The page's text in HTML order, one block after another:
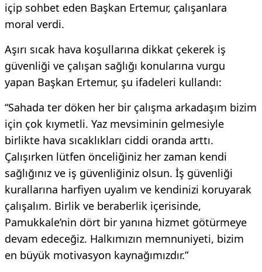
içip sohbet eden Başkan Ertemur, çalışanlara
moral verdi.
Aşırı sıcak hava koşullarına dikkat çekerek iş
güvenliği ve çalışan sağlığı konularına vurgu
yapan Başkan Ertemur, şu ifadeleri kullandı:
“Sahada ter döken her bir çalışma arkadaşım bizim
için çok kıymetli. Yaz mevsiminin gelmesiyle
birlikte hava sıcaklıkları ciddi oranda arttı.
Çalışırken lütfen önceliğiniz her zaman kendi
sağlığınız ve iş güvenliğiniz olsun. İş güvenliği
kurallarına harfiyen uyalım ve kendinizi koruyarak
çalışalım. Birlik ve beraberlik içerisinde,
Pamukkale’nin dört bir yanına hizmet götürmeye
devam edeceğiz. Halkımızın memnuniyeti, bizim
en büyük motivasyon kaynağımızdır.”